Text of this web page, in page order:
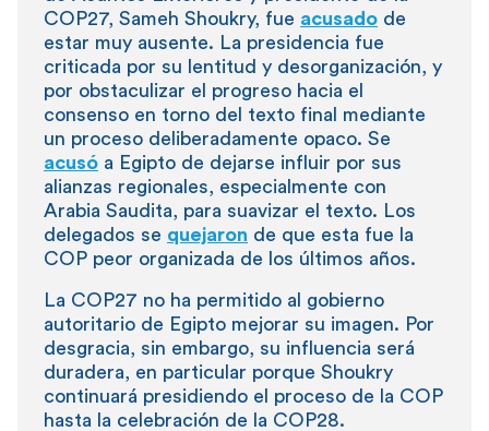
COP27, Sameh Shoukry, fue acusado de
estar muy ausente. La presidencia fue
criticada por su lentitud y desorganización, y
por obstaculizar el progreso hacia el
consenso en torno del texto final mediante
un proceso deliberadamente opaco. Se
acusó a Egipto de dejarse influir por sus
alianzas regionales, especialmente con
Arabia Saudita, para suavizar el texto. Los
delegados se quejaron de que esta fue la
COP peor organizada de los últimos años.
La COP27 no ha permitido al gobierno
autoritario de Egipto mejorar su imagen. Por
desgracia, sin embargo, su influencia será
duradera, en particular porque Shoukry
continuará presidiendo el proceso de la COP
hasta la celebración de la COP28.